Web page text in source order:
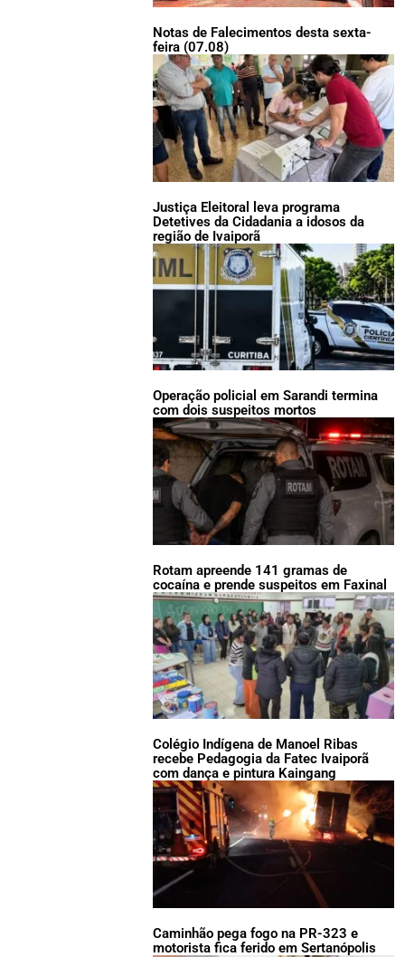
Notas de Falecimentos desta sexta-
feira (07.08)
Justiça Eleitoral leva programa
Detetives da Cidadania a idosos da
região de Ivaiporã
Operação policial em Sarandi termina
com dois suspeitos mortos
Rotam apreende 141 gramas de
cocaína e prende suspeitos em Faxinal
Colégio Indígena de Manoel Ribas
recebe Pedagogia da Fatec Ivaiporã
com dança e pintura Kaingang
Caminhão pega fogo na PR-323 e
motorista fica ferido em Sertanópolis